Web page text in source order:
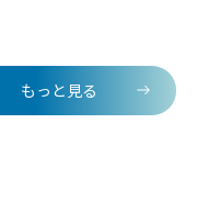
もっと見る